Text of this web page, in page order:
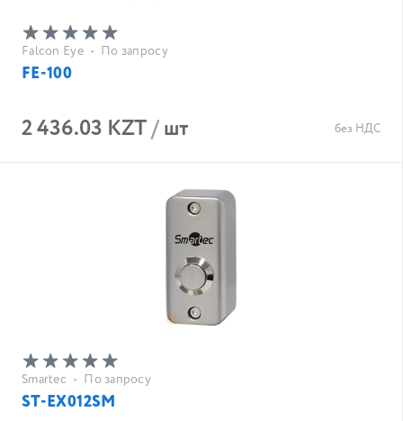
Falcon Eye • По запросу
FE-100
2 436.03 KZT/шт без НДС
Smartec • По запросу
ST-EX012SM